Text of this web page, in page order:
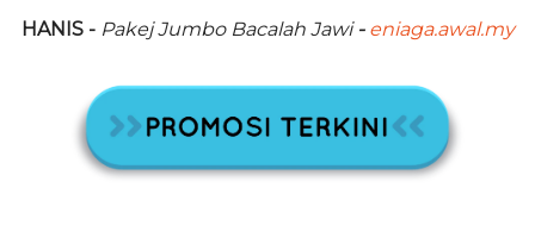
HANIS - Pakej Jumbo Bacalah Jawi- eniaga.awal.my